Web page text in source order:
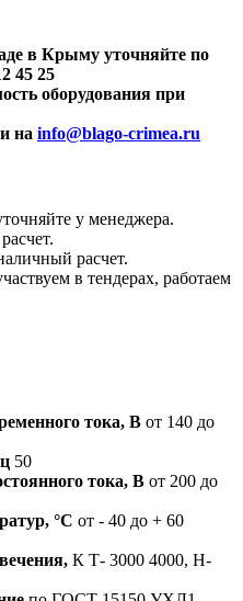
в Крыму уточняйте по
45 25
оборудования при
на info@blago-crimea.ru
у менеджера.
расчет.
в тендерах, работаем
тока, В от 140 до
50
тока, В от 200 до
°С от - 40 до + 60
К Т- 3000 4000, Н-